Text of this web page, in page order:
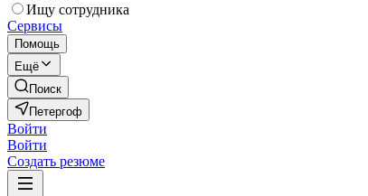
Ищу сотрудника
Сервисы
Помощь
Ещё
Поиск
Петергоф
Войти
Войти
Создать резюме